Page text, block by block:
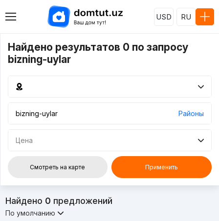
USD RU
Найдено результатов 0 по запросу
bizning-uylar
Районы
Цена
Смотреть на карте Применить
Найдено 0 предложений
По умолчанию